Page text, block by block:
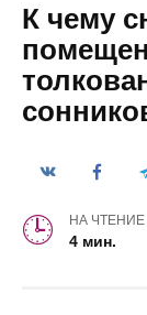
К чему
НА ЧТЕНИЕ
4 мин.